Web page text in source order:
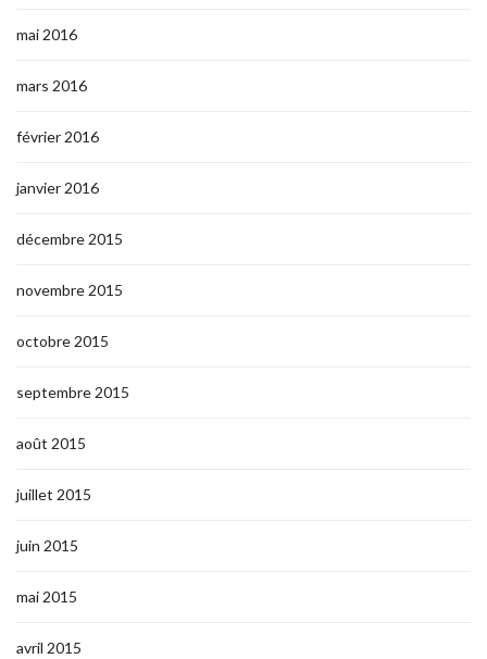
mai 2016
mars 2016
février 2016
janvier 2016
décembre 2015
novembre 2015
octobre 2015
septembre 2015
août 2015
juillet 2015
juin 2015
mai 2015
avril 2015